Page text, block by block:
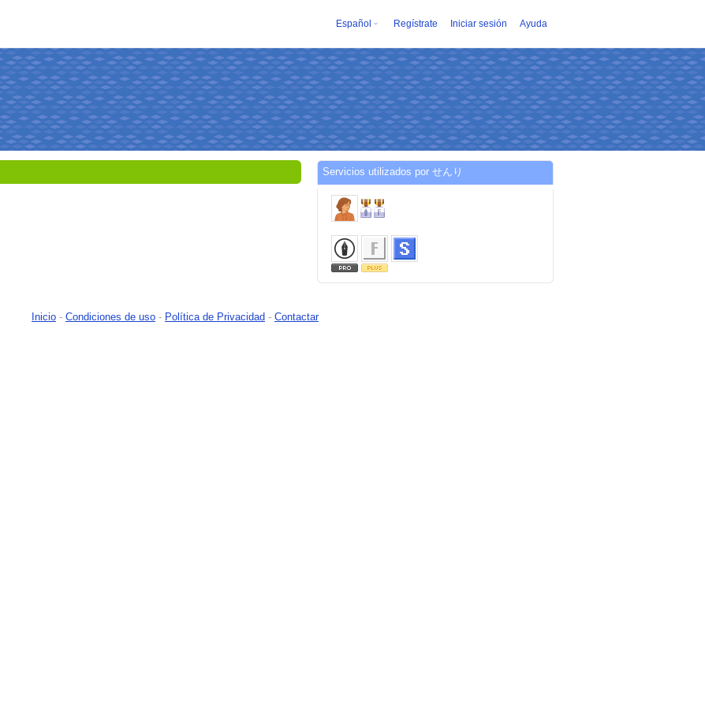
Español Regístrate Iniciar sesión Ayuda
Servicios utilizados por せんり
Inicio - Condiciones de uso - Política de Privacidad - Contactar